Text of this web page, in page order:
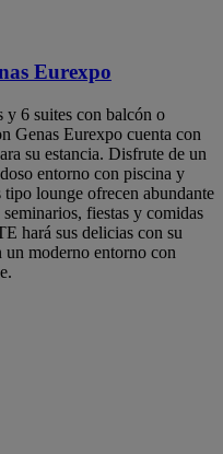
Eurexpo
y 6 suites con balcón o
Genas Eurexpo cuenta con
su estancia. Disfrute de un
entorno con piscina y
tipo lounge ofrecen abundante
fiestas y comidas
hará sus delicias con su
un moderno entorno con